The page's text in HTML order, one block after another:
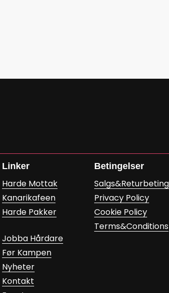
Linker
Harde Mottak
Kanarikafeen
Harde Pakker
Jobba Hårdare
Før Kampen
Nyheter
Kontakt
Betingelser
Privacy Policy
Cookie Policy
Terms&Conditions